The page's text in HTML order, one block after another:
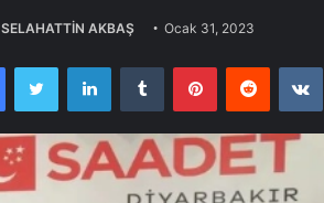
SELAHATTİN AKBAŞ Ocak 31, 2023
FacebookTwitter LinkedInTumblr PinterestReddit